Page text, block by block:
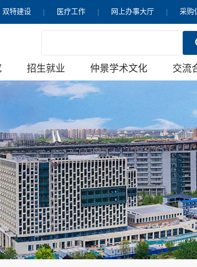
采购
网上办事大厅
医疗工作
双特建设
招生就业 仲景学术文化 交流